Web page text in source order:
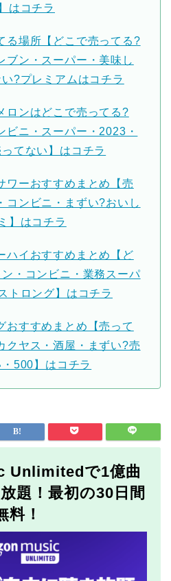
はコチラ
る場所【どこで売ってる?
ブン・スーパー・美味し
?プレミアムはコチラ
ロンはどこで売ってる?
ビニ・スーパー・2023・
てない】はコチラ
ワーおすすめまとめ【売
コンビニ・まずい?おいし
】はコチラ
ハイおすすめまとめ【ど
・コンビニ・業務スーパ
トロング】はコチラ
おすすめまとめ【売って
クヤス・酒屋・まずい?売
500】はコチラ
Unlimitedで1億曲
題！最初の30日間
料！